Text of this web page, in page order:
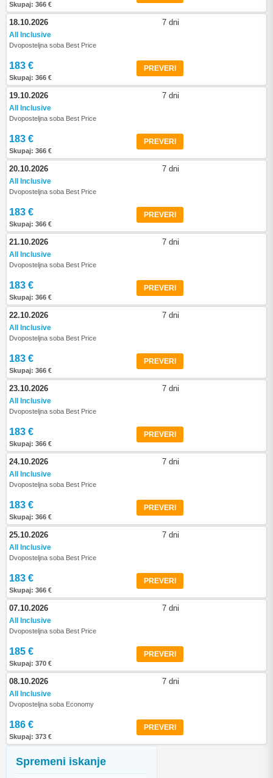
Spremeni iskanje
Skupaj: 366 €
18.10.2026 7 dni
All Inclusive
Dvoposteljna soba Best Price
183 €
Skupaj: 366 €
PREVERI
19.10.2026 7 dni
All Inclusive
Dvoposteljna soba Best Price
183 €
Skupaj: 366 €
PREVERI
20.10.2026 7 dni
All Inclusive
Dvoposteljna soba Best Price
183 €
Skupaj: 366 €
PREVERI
21.10.2026 7 dni
All Inclusive
Dvoposteljna soba Best Price
183 €
Skupaj: 366 €
PREVERI
22.10.2026 7 dni
All Inclusive
Dvoposteljna soba Best Price
183 €
Skupaj: 366 €
PREVERI
23.10.2026 7 dni
All Inclusive
Dvoposteljna soba Best Price
183 €
Skupaj: 366 €
PREVERI
24.10.2026 7 dni
All Inclusive
Dvoposteljna soba Best Price
183 €
Skupaj: 366 €
PREVERI
25.10.2026 7 dni
All Inclusive
Dvoposteljna soba Best Price
183 €
Skupaj: 366 €
PREVERI
07.10.2026 7 dni
All Inclusive
Dvoposteljna soba Best Price
185 €
Skupaj: 370 €
PREVERI
08.10.2026 7 dni
All Inclusive
Dvoposteljna soba Economy
186 €
Skupaj: 373 €
PREVERI